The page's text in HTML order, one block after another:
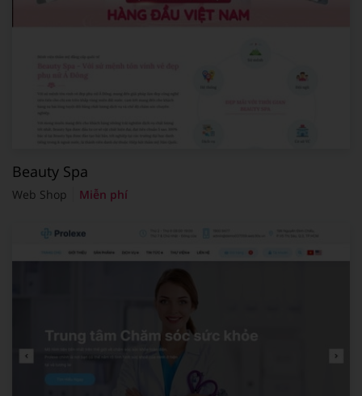
Beauty Spa
Web Shop Miễn phí